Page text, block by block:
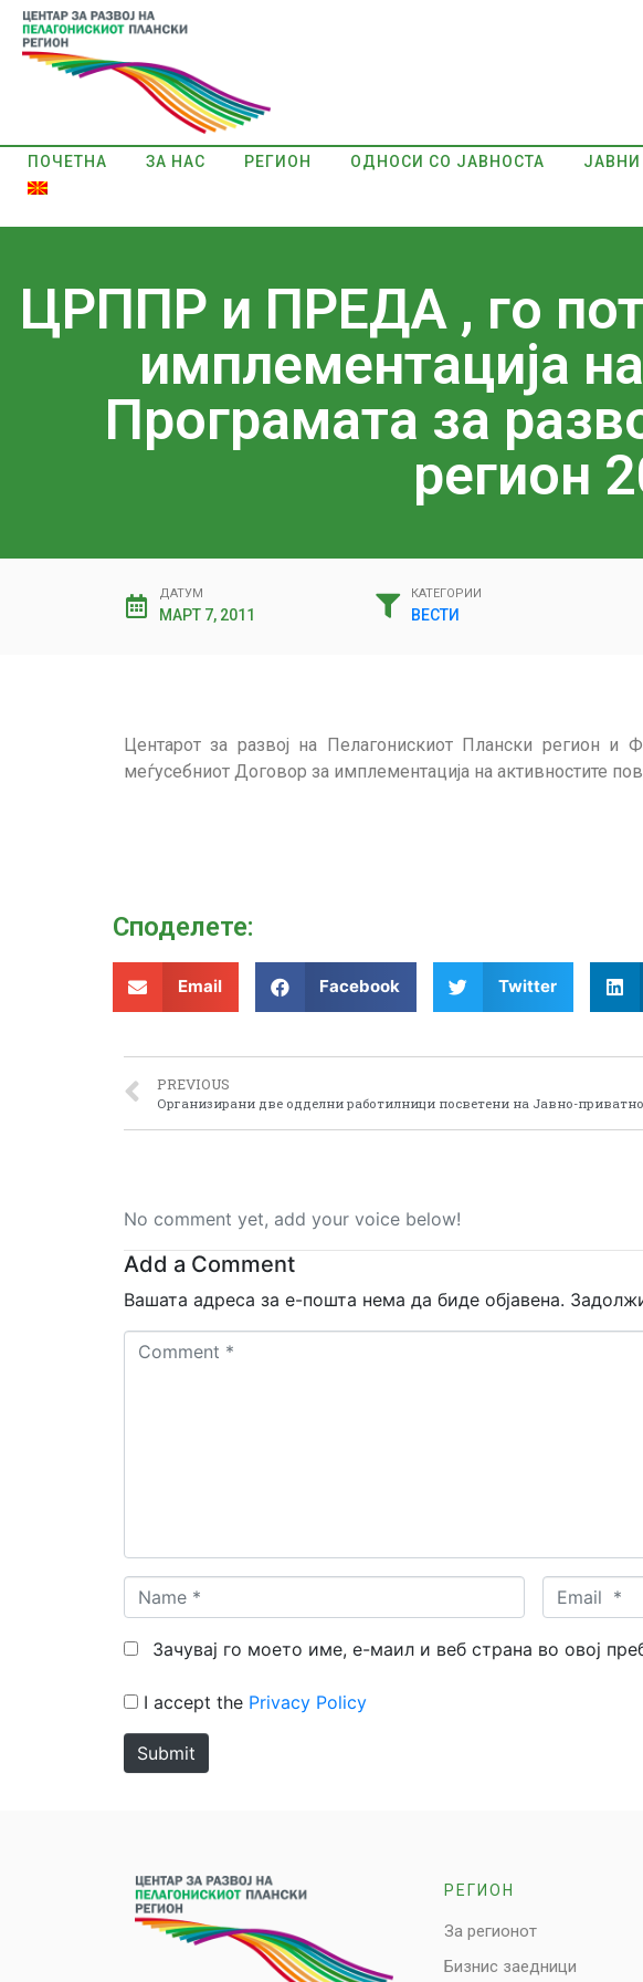
ПОЧЕТНА ЗА НАС РЕГИОН ОДНОСИ СО ЈАВНОСТА ЈАВНИ
ЦРППР и ПРЕДА , го
имплементација
Програмата за
регион
ДАТУМ
МАРТ 7, 2011
КАТЕГОРИИ
ВЕСТИ
Центарот за развој на Пелагонискиот Плански регион
меѓусебниот Договор за имплементација на активностите
Споделeте:
Email Facebook Twitter
PREVIOUS
No comment yet, add your voice below!
Add a Comment
Вашата адреса за е-пошта нема да биде објавена.
Comment
Name
*
Email
*
Зачувај го моето име, е-маил и веб страна во овој
I accept the Privacy Policy
Submit
РЕГИОН
За регионот
Бизнис заедници